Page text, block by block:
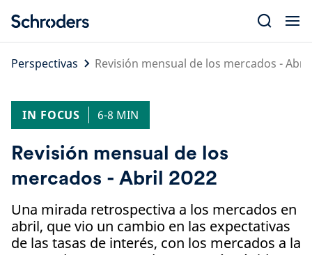
content
Perspectivas
Revisión mensual de los mercados - Abril
IN FOCUS 6-8 MIN
Revisión mensual de los
mercados - Abril 2022
Una mirada retrospectiva a los mercados en
abril, que vio un cambio en las expectativas
de las tasas de interés, con los mercados a la